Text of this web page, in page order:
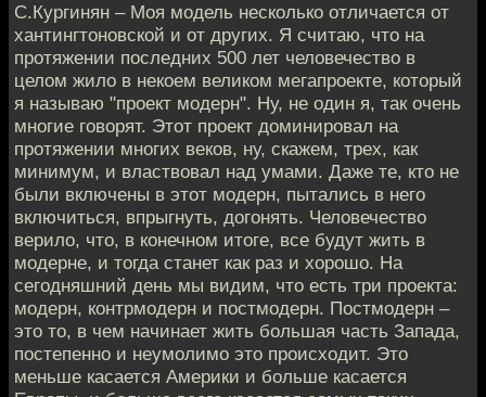
С.Кургинян – Моя модель несколько отличается от
хантингтоновской и от других. Я считаю, что на
протяжении последних 500 лет человечество в
целом жило в некоем великом мегапроекте, который
я называю "проект модерн". Ну, не один я, так очень
многие говорят. Этот проект доминировал на
протяжении многих веков, ну, скажем, трех, как
минимум, и властвовал над умами. Даже те, кто не
были включены в этот модерн, пытались в него
включиться, впрыгнуть, догонять. Человечество
верило, что, в конечном итоге, все будут жить в
модерне, и тогда станет как раз и хорошо. На
сегодняшний день мы видим, что есть три проекта:
модерн, контрмодерн и постмодерн. Постмодерн –
это то, в чем начинает жить большая часть Запада,
постепенно и неумолимо это происходит. Это
меньше касается Америки и больше касается